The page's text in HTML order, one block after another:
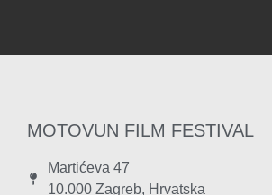
MOTOVUN FILM FESTIVAL
Martićeva 47
10.000 Zagreb, Hrvatska